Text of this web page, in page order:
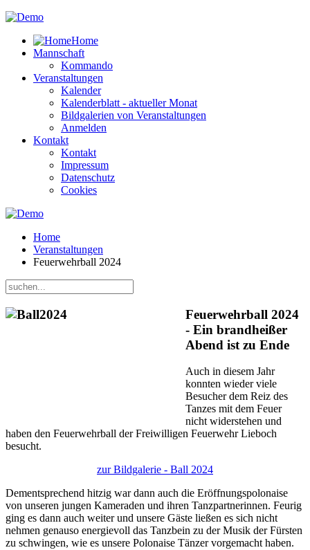
Home
Mannschaft
Kommando
Veranstaltungen
Kalender
Kalenderblatt - aktueller Monat
Bildgalerien von Veranstaltungen
Anmelden
Kontakt
Kontakt
Impressum
Datenschutz
Cookies
Home
Veranstaltungen
Feuerwehrball 2024
Feuerwehrball 2024
- Ein brandheißer
Abend ist zu Ende
Auch in diesem Jahr
konnten wieder viele
Besucher dem Reiz des
Tanzes mit dem Feuer
nicht widerstehen und
haben den Feuerwehrball der Freiwilligen Feuerwehr Lieboch
besucht.
zur Bildgalerie - Ball 2024
Dementsprechend hitzig war dann auch die Eröffnungspolonaise
von unseren jungen Kameraden und ihren Tanzpartnerinnen. Feurig
ging es dann auch weiter und unsere Gäste ließen es sich nicht
nehmen genauso energievoll das Tanzbein zu der Musik der Fürsten
zu schwingen, wie es unsere Polonaise Tänzer vorgemacht haben.